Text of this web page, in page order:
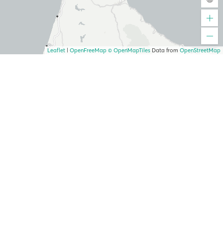
Leaflet OpenFreeMap © OpenMapTiles Data from OpenStreetMap